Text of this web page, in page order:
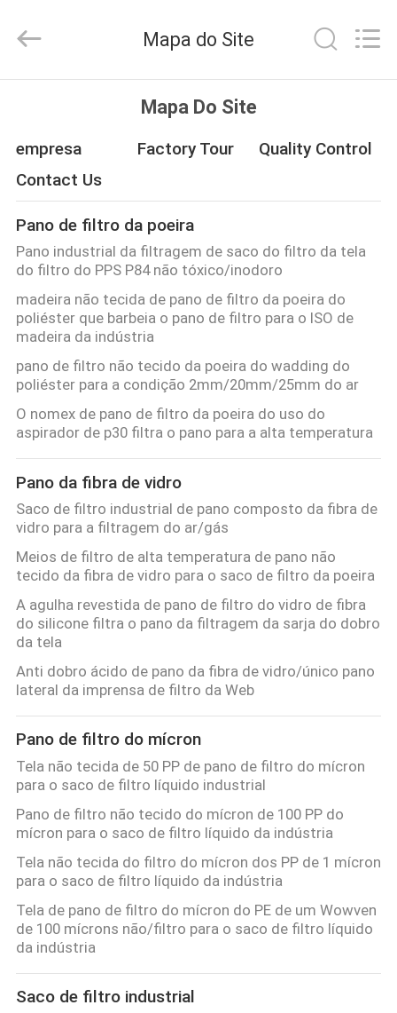
PRODUTOS
SOBRE
NÓS
EXCURSÃO
DA
FÁBRICA
CONTROLE
DA
QUALIDADE
CONTACTE-
NOS
PEÇA
UMAS
CITAÇÕES
MAPA
DO
SITE
PRIVACY
POLICY
Technology
All
Mapa do Site
Mapa Do Site
empresa Factory Tour
Quality Control
Contact Us
Pano de filtro da poeira
Pano industrial da filtragem de saco do filtro da tela
do filtro do PPS P84 não tóxico/inodoro
madeira não tecida de pano de filtro da poeira do
poliéster que barbeia o pano de filtro para o ISO de
madeira da indústria
pano de filtro não tecido da poeira do wadding do
poliéster para a condição 2mm/20mm/25mm do ar
O nomex de pano de filtro da poeira do uso do
aspirador de p30 filtra o pano para a alta temperatura
Pano da fibra de vidro
Saco de filtro industrial de pano composto da fibra de
vidro para a filtragem do ar/gás
Meios de filtro de alta temperatura de pano não
tecido da fibra de vidro para o saco de filtro da poeira
A agulha revestida de pano de filtro do vidro de fibra
do silicone filtra o pano da filtragem da sarja do dobro
da tela
Anti dobro ácido de pano da fibra de vidro/único pano
lateral da imprensa de filtro da Web
Pano de filtro do mícron
Tela não tecida de 50 PP de pano de filtro do mícron
para o saco de filtro líquido industrial
Pano de filtro não tecido do mícron de 100 PP do
mícron para o saco de filtro líquido da indústria
Tela não tecida do filtro do mícron dos PP de 1 mícron
para o saco de filtro líquido da indústria
Tela de pano de filtro do mícron do PE de um Wowven
de 100 mícrons não/filtro para o saco de filtro líquido
da indústria
Saco de filtro industrial